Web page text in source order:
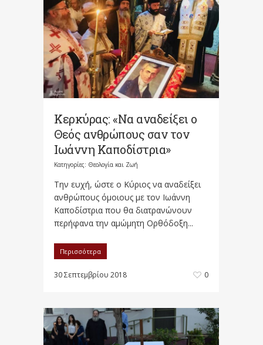
Κερκύρας: «Να αναδείξει ο
Θεός ανθρώπους σαν τον
Ιωάννη Καποδίστρια»
Κατηγορίες: Θεολογία και Ζωή
Την ευχή, ώστε ο Κύριος να αναδείξει
ανθρώπους όμοιους με τον Ιωάννη
Καποδίστρια που θα διατρανώνουν
περήφανα την αμώμητη Ορθόδοξη...
Περισσότερα
30 Σεπτεμβρίου 2018 0